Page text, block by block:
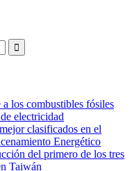
los combustibles fósiles
electricidad
clasificados en el
Energético
del primero de los tres
Taiwán